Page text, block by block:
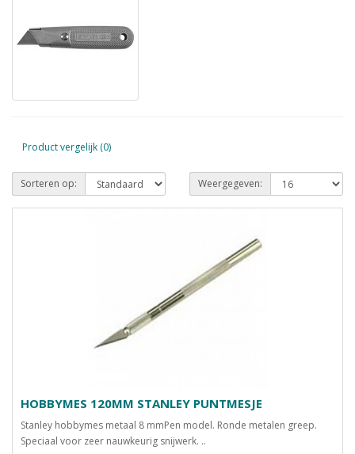
Product vergelijk (0)
Sorteren op: Weergegeven:
HOBBYMES 120MM STANLEY PUNTMESJE
Stanley hobbymes metaal 8 mmPen model. Ronde metalen greep.
Speciaal voor zeer nauwkeurig snijwerk. ..